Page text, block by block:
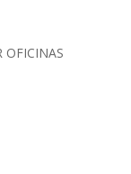
OFICINAS